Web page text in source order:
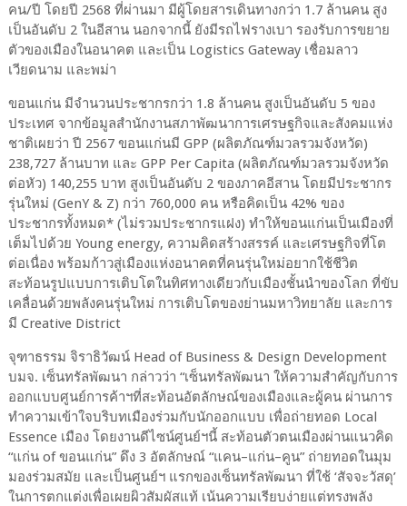
คน/ปี โดยปี 2568 ที่ผ่านมา มีผู้โดยสารเดินทางกว่า 1.7 ล้านคน สูง
เป็นอันดับ 2 ในอีสาน นอกจากนี้ ยังมีรถไฟรางเบา รองรับการขยาย
ตัวของเมืองในอนาคต และเป็น Logistics Gateway เชื่อมลาว
เวียดนาม และพม่า
ขอนแก่น มีจำนวนประชากรกว่า 1.8 ล้านคน สูงเป็นอันดับ 5 ของ
ประเทศ จากข้อมูลสำนักงานสภาพัฒนาการเศรษฐกิจและสังคมแห่ง
ชาติเผยว่า ปี 2567 ขอนแก่นมี GPP (ผลิตภัณฑ์มวลรวมจังหวัด)
238,727 ล้านบาท และ GPP Per Capita (ผลิตภัณฑ์มวลรวมจังหวัด
ต่อหัว) 140,255 บาท สูงเป็นอันดับ 2ของภาคอีสาน โดยมีประชากร
รุ่นใหม่ (GenY & Z) กว่า 760,000 คน หรือคิดเป็น 42% ของ
ประชากรทั้งหมด*(ไม่รวมประชากรแฝง) ทำให้ขอนแก่นเป็นเมืองที่
เต็มไปด้วย Young energy, ความคิดสร้างสรรค์ และเศรษฐกิจที่โต
ต่อเนื่อง พร้อมก้าวสู่เมืองแห่งอนาคตที่คนรุ่นใหม่อยากใช้ชีวิต
สะท้อนรูปแบบการเติบโตในทิศทางเดียวกับเมืองชั้นนำของโลก ที่ขับ
เคลื่อนด้วยพลังคนรุ่นใหม่ การเติบโตของย่านมหาวิทยาลัย และการ
มี Creative District
จุฑาธรรม จิราธิวัฒน์Head of Business & Design Development
บมจ. เซ็นทรัลพัฒนา กล่าวว่า “เซ็นทรัลพัฒนา ให้ความสำคัญกับการ
ออกแบบศูนย์การค้าฯที่สะท้อนอัตลักษณ์ของเมืองและผู้คน ผ่านการ
ทำความเข้าใจบริบทเมืองร่วมกับนักออกแบบ เพื่อถ่ายทอด Local
Essence เมือง โดยงานดีไซน์ศูนย์ฯนี้ สะท้อนตัวตนเมืองผ่านแนวคิด
“แก่น ofขอนแก่น”ดึง 3 อัตลักษณ์ “แคน–แก่น–คูน” ถ่ายทอดในมุม
มองร่วมสมัย และเป็นศูนย์ฯ แรกของเซ็นทรัลพัฒนา ที่ใช้ ‘สัจจะวัสดุ’
ในการตกแต่งเพื่อเผยผิวสัมผัสแท้ เน้นความเรียบง่ายแต่ทรงพลัง